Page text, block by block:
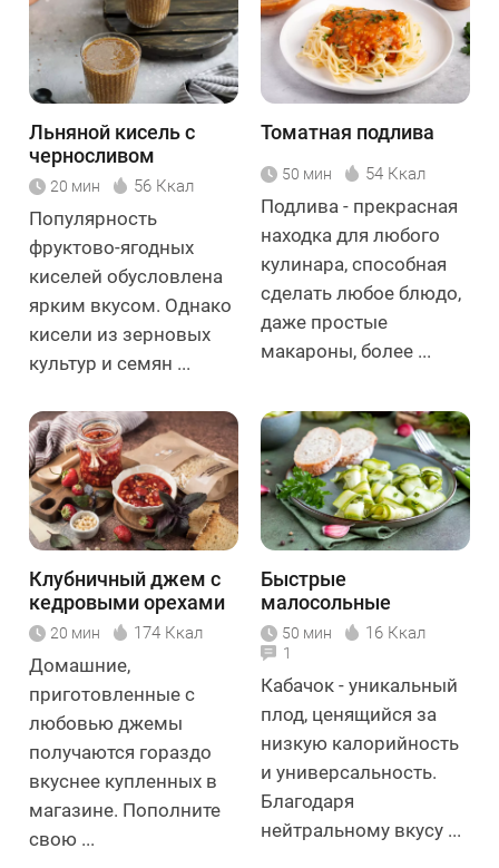
Льняной кисель с
черносливом
20 мин 56 Ккал
Популярность
фруктово-ягодных
киселей обусловлена
ярким вкусом. Однако
кисели из зерновых
культур и семян ...
Томатная подлива
50 мин 54 Ккал
Подлива - прекрасная
находка для любого
кулинара, способная
сделать любое блюдо,
даже простые
макароны, более ...
Клубничный джем с
кедровыми орехами
и базиликом
20 мин 174 Ккал
Домашние,
приготовленные с
любовью джемы
получаются гораздо
вкуснее купленных в
магазине. Пополните
свою ...
Быстрые
малосольные
кабачки
50 мин 16 Ккал
1
Кабачок - уникальный
плод, ценящийся за
низкую калорийность
и универсальность.
Благодаря
нейтральному вкусу ...